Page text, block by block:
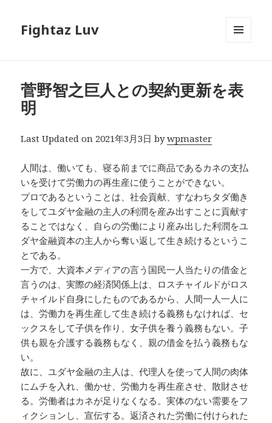
Fightaz Luv
ット
菅野智之巨人との契約更新を表
明
Last Updated on 2021年3月3日 bywpmaster
人間は、働いても、寝る前までに商品であるカネの支払
いを受けて労働力の再生産に使うことができない。
プロであるということは、社会貢献、すなわちタダ働き
をしてユダヤ金融の主人の利潤を産み出すことに貢献す
ることではなく、自らの労働により産み出した利潤をユ
ダヤ金融資本の主人から奪い返して生き続けるというこ
とである。
一方で、大資本メディアの言う国民一人当たりの借金と
言うのは、実際の経済関係上は、ロスチャイルドがロス
チャイルド自身にしたものであるから、人間一人一人に
は、労働力を再生産して生き続ける義務もなければ、セ
ックスをして子供を作り、女子供を養う義務もない。子
供も親を介護する義務もなく、親の借金を払う義務もな
い。
故に、ユダヤ金融の主人は、代理人を使って人間の肉体
にムチを入れ、働かせ、労働力を再生産させ、散財させ
る。労働者はカネが足りなくなる。実体のない需要をフ
ィクションし、宣伝する。返済された労働に付けられた